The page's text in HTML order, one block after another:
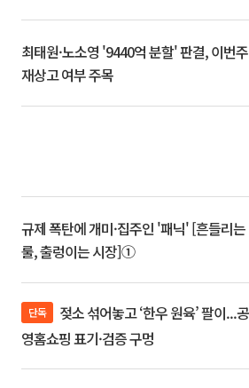
최태원·노소영 '9440억 분할' 판결, 이번주
재상고 여부 주목
규제 폭탄에 개미·집주인 '패닉' [흔들리는
룰, 출렁이는 시장]①
단독
영홈쇼핑 표기·검증 구멍